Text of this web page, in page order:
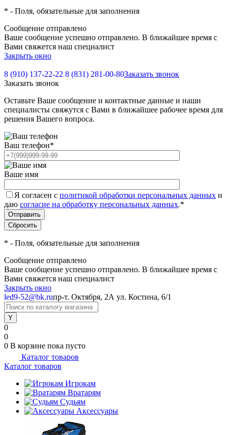
* - Поля, обязательные для заполнения
Сообщение отправлено
Ваше сообщение успешно отправлено. В ближайшее время с
Вами свяжется наш специалист
Закрыть окно
8 (910) 137-22-22 8 (831) 281-00-80Заказать звонок
Заказать звонок
Оставьте Ваше сообщение и контактные данные и наши
специалисты свяжутся с Вами в ближайшее рабочее время для
решения Вашего вопроса.
Ваш телефон*
Ваше имя
Я согласен с политикой обработки персональных данных и
даю согласие на обработку персональных данных.*
* - Поля, обязательные для заполнения
Сообщение отправлено
Ваше сообщение успешно отправлено. В ближайшее время с
Вами свяжется наш специалист
Закрыть окно
led9-52@bk.ruпр-т. Октября, 2А ул. Костина, 6/1
0
0
0 В корзине пока пусто
Каталог товаров
Каталог товаров
Игрокам
Вратарям
Судьям
Аксессуары